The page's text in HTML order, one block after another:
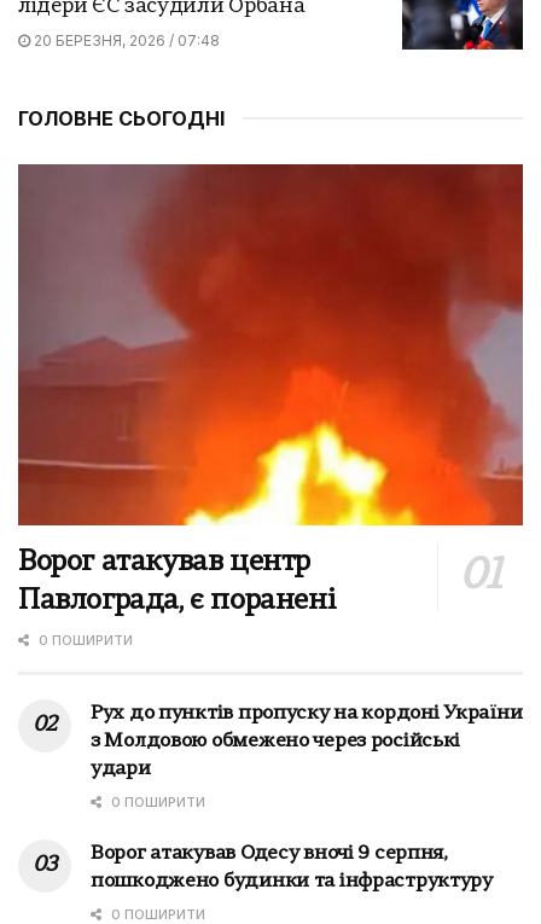
лідери ЄС засудили Орбана
20 БЕРЕЗНЯ, 2026 / 07:48
ГОЛОВНЕ СЬОГОДНІ
Ворог атакував центр
Павлограда, є поранені
0 ПОШИРИТИ
Рух до пунктів пропуску на кордоні України
з Молдовою обмежено через російські
удари
0 ПОШИРИТИ
Ворог атакував Одесу вночі 9 серпня,
пошкоджено будинки та інфраструктуру
0 ПОШИРИТИ